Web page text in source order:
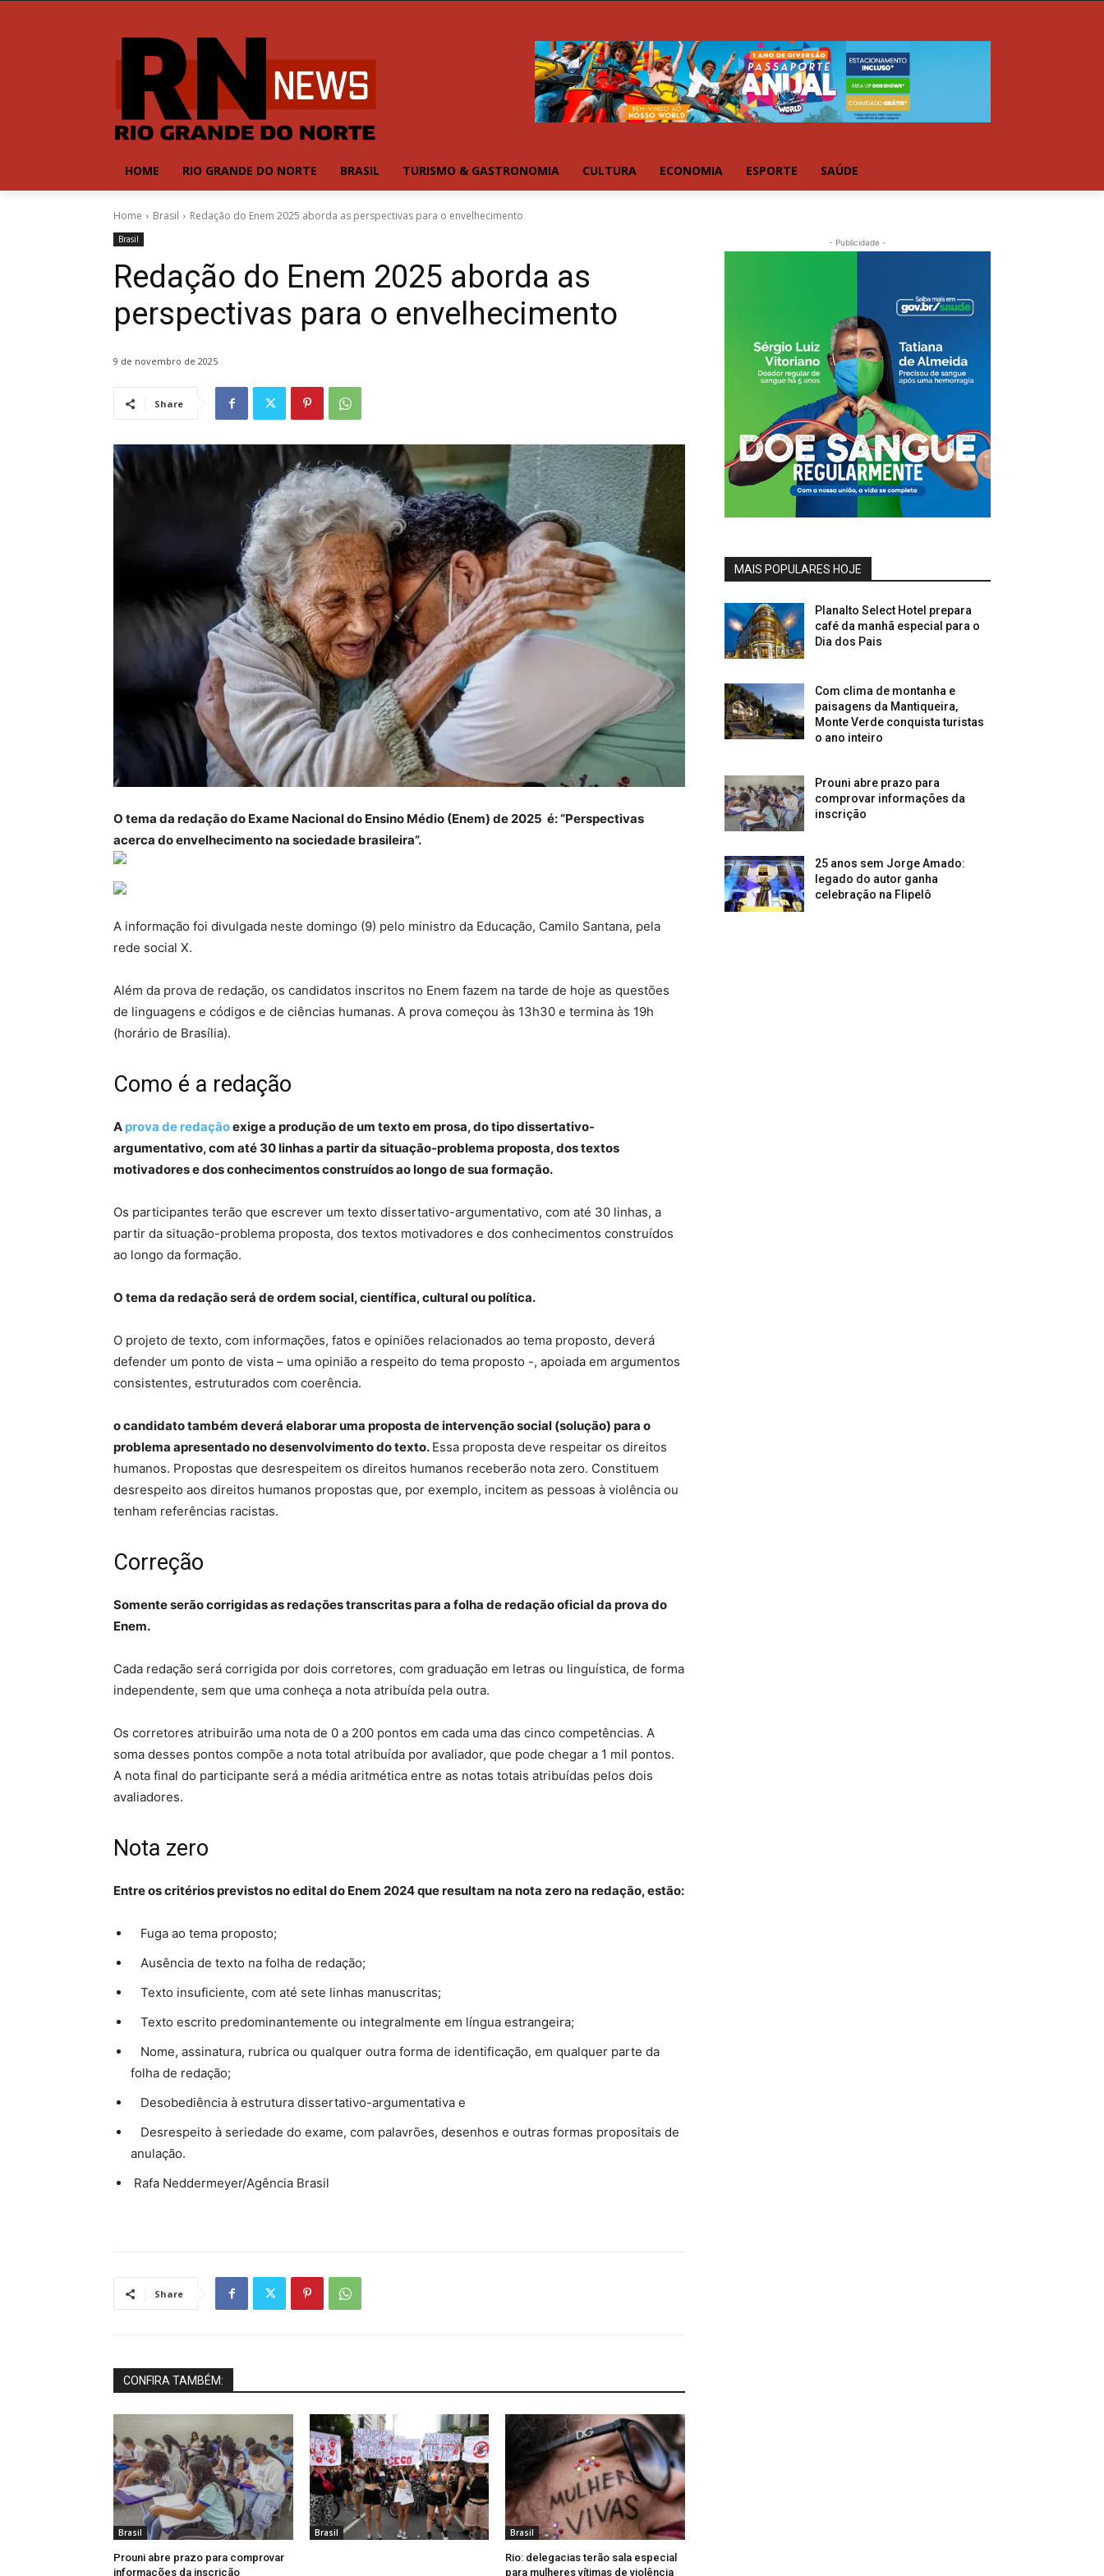
HOME RIO GRANDE DO NORTE BRASIL TURISMO & GASTRONOMIA CULTURA ECONOMIA ESPORTE SAÚDE
Home Brasil Redação do Enem 2025 aborda as perspectivas para o envelhecimento
Brasil
Redação do Enem 2025 aborda as
perspectivas para o envelhecimento
9 de novembro de 2025
Share
O tema da redação do Exame Nacional do Ensino Médio (Enem) de 2025 é: “Perspectivas
acerca do envelhecimento na sociedade brasileira”.
A informação foi divulgada neste domingo (9) pelo ministro da Educação, Camilo Santana, pela
rede social X.
Além da prova de redação, os candidatos inscritos no Enem fazem na tarde de hoje as questões
de linguagens e códigos e de ciências humanas. A prova começou às 13h30 e termina às 19h
(horário de Brasília).
Como é a redação
A prova de redaçãoexige a produção de um texto em prosa, do tipo dissertativo-
argumentativo, com até 30 linhas a partir da situação-problema proposta, dos textos
motivadores e dos conhecimentos construídos ao longo de sua formação.
Os participantes terão que escrever um texto dissertativo-argumentativo, com até 30 linhas, a
partir da situação-problema proposta, dos textos motivadores e dos conhecimentos construídos
ao longo da formação.
O tema da redação será de ordem social, científica, cultural ou política.
O projeto de texto, com informações, fatos e opiniões relacionados ao tema proposto, deverá
defender um ponto de vista – uma opinião a respeito do tema proposto -, apoiada em argumentos
consistentes, estruturados com coerência.
o candidato também deverá elaborar uma proposta de intervenção social (solução) para o
problema apresentado no desenvolvimento do texto. Essa proposta deve respeitar os direitos
humanos. Propostas que desrespeitem os direitos humanos receberão nota zero. Constituem
desrespeito aos direitos humanos propostas que, por exemplo, incitem as pessoas à violência ou
tenham referências racistas.
Correção
Somente serão corrigidas as redações transcritas para a folha de redação oficial da prova do
Enem.
Cada redação será corrigida por dois corretores, com graduação em letras ou linguística, de forma
independente, sem que uma conheça a nota atribuída pela outra.
Os corretores atribuirão uma nota de 0 a 200 pontos em cada uma das cinco competências. A
soma desses pontos compõe a nota total atribuída por avaliador, que pode chegar a 1 mil pontos.
A nota final do participante será a média aritmética entre as notas totais atribuídas pelos dois
avaliadores.
Nota zero
Entre os critérios previstos no edital do Enem 2024 que resultam na nota zero na redação, estão:
Fuga ao tema proposto;
Ausência de texto na folha de redação;
Texto insuficiente, com até sete linhas manuscritas;
Texto escrito predominantemente ou integralmente em língua estrangeira;
Nome, assinatura, rubrica ou qualquer outra forma de identificação, em qualquer parte da
folha de redação;
Desobediência à estrutura dissertativo-argumentativa e
Desrespeito à seriedade do exame, com palavrões, desenhos e outras formas propositais de
anulação.
Rafa Neddermeyer/Agência Brasil
Share
CONFIRA TAMBÉM:
Brasil
Prouni abre prazo para comprovar
informações da inscrição
Brasil Brasil
Rio: delegacias terão sala especial
para mulheres vítimas de violência
- Publicidade -
MAIS POPULARES HOJE
Planalto Select Hotel prepara
café da manhã especial para o
Dia dos Pais
Com clima de montanha e
paisagens da Mantiqueira,
Monte Verde conquista turistas
o ano inteiro
Prouni abre prazo para
comprovar informações da
inscrição
25 anos sem Jorge Amado:
legado do autor ganha
celebração na Flipelô